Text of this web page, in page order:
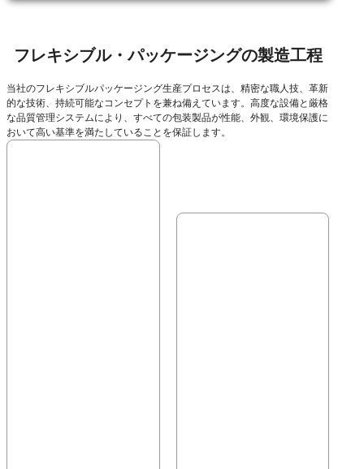
フレキシブル・パッケージングの製造工程
当社のフレキシブルパッケージング生産プロセスは、精密な職人技、革新
的な技術、持続可能なコンセプトを兼ね備えています。高度な設備と厳格
な品質管理システムにより、すべての包装製品が性能、外観、環境保護に
おいて高い基準を満たしていることを保証します。